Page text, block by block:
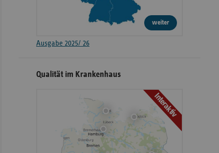
weiter
Ausgabe 2025/ 26
Qualität im Krankenhaus
Interaktiv